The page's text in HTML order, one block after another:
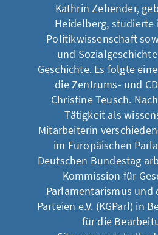
Kathrin Zehender,
Heidelberg, studierte
Politikwissenschaft
und
Geschichte. Es folgte
die Zentrums- und
Christine Teusch.
Tätigkeit als
Mitarbeiterin
im Europäischen
Deutschen Bundestag
Kommission für
Parlamentarismus und
Parteien e.V. (KGParl) in
für die